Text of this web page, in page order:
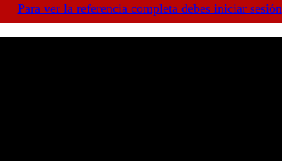
Para ver la referencia completa debes iniciar sesión